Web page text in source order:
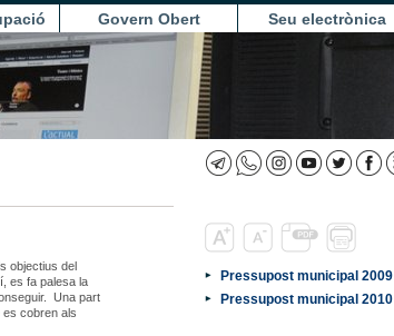
Govern Obert Seu electrònica
objectius del
es fa palesa la
Una part
es cobren als
Pressupost municipal 2009
Pressupost municipal 2010